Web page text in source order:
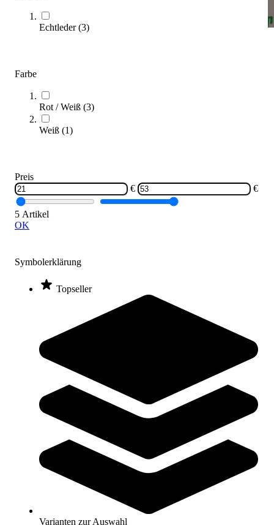
Echtleder(3)
Farbe
Rot / Weiß (3)
Weiß (1)
Preis
€
€
5 Artikel
OK
Symbolerklärung
Topseller
Varianten zur Auswahl
Artikel)
Unser Kaufratgeber bietet praxisnahe Informationen und
konkrete Entscheidungshilfen rund um Reisport für Leichtathletik.
Sortieren nach
Reisport® Ringleder Swiss Cup, 2-Loch
52,00 €
Zum Produkt
Varianten zur Auswahl
Sofort lieferbar
Reisport® Reckleder Swiss Cup, 3-Loch